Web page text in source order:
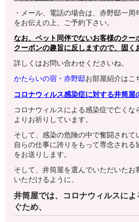
・メール、電話の場合は、赤野邸一周
をお伝えの上、ご予約下さい。
なお、ペット同伴でないお客様のクー
クーポンの趣旨に反しますので、固く
詳しくはお問い合わせくださいね。
かたらいの宿・赤野邸お部屋紹介はこ
コロナウィルス感染症に対する井筒屋
コロナウィルスによる感染症で亡くな
よりお祈りしています。
そして、感染の危険の中で奮闘されて
自らの仕事に誇りをもって専念される
をお送りします。
そして、井筒屋を選んでいただいたお
いただけるように、
井筒屋では、コロナウィルスに
ぐため、